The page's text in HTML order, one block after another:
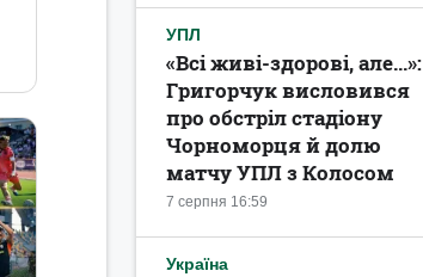
УПЛ
7 серпня 16:59
«Всі живі-здорові, але...»:
Григорчук висловився
про обстріл стадіону
Чорноморця й долю
матчу УПЛ з Колосом
Україна